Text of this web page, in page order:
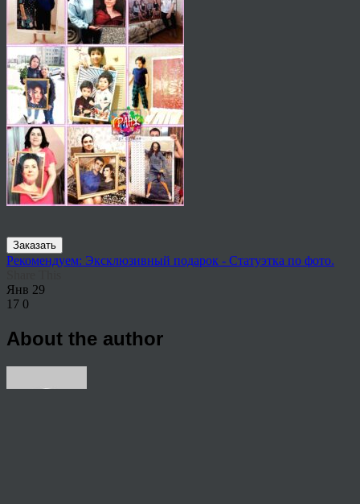
Заказать
Рекомендуем: Эксклюзивный подарок - Статуэтка по фото.
Янв 29
17 0
About the author